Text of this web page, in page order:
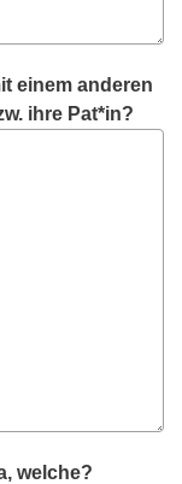
einem anderen
ihre Pat*in?
welche?